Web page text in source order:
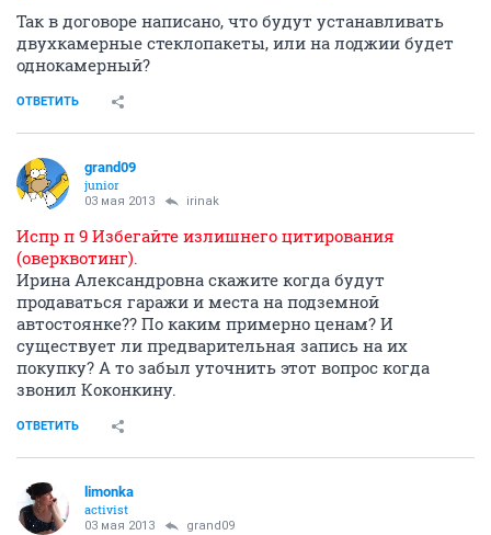
Так в договоре написано, что будут устанавливать
двухкамерные стеклопакеты, или на лоджии будет
однокамерный?
ОТВЕТИТЬ
grand09
junior
03 мая 2013 irinak
Испр п 9 Избегайте излишнего цитирования
(оверквотинг).
Ирина Александровна скажите когда будут
продаваться гаражи и места на подземной
автостоянке?? По каким примерно ценам? И
существует ли предварительная запись на их
покупку? А то забыл уточнить этот вопрос когда
звонил Коконкину.
ОТВЕТИТЬ
limonka
activist
03 мая 2013 grand09